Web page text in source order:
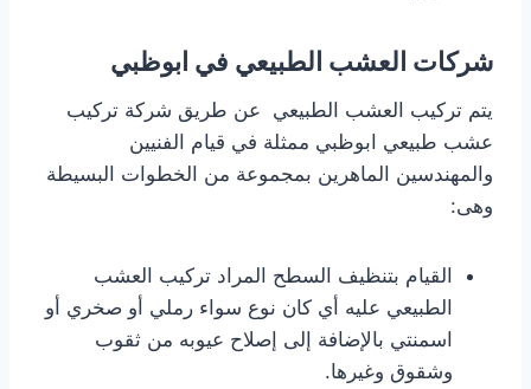
شركات العشب الطبيعي في ابوظبي
يتم تركيب العشب الطبيعي عن طريق شركة تركيب
عشب طبيعي ابوظبي ممثلة في قيام الفنيين
والمهندسين الماهرين بمجموعة من الخطوات البسيطة
وهى:
القيام بتنظيف السطح المراد تركيب العشب
الطبيعي عليه أي كان نوع سواء رملي أو صخري أو
اسمنتي بالإضافة إلى إصلاح عيوبه من ثقوب
وشقوق وغيرها.